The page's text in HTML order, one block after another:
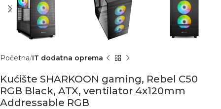
Početna IT dodatna oprema
Kućište SHARKOON gaming, Rebel C50
RGB Black, ATX, ventilator 4x120mm
Addressable RGB